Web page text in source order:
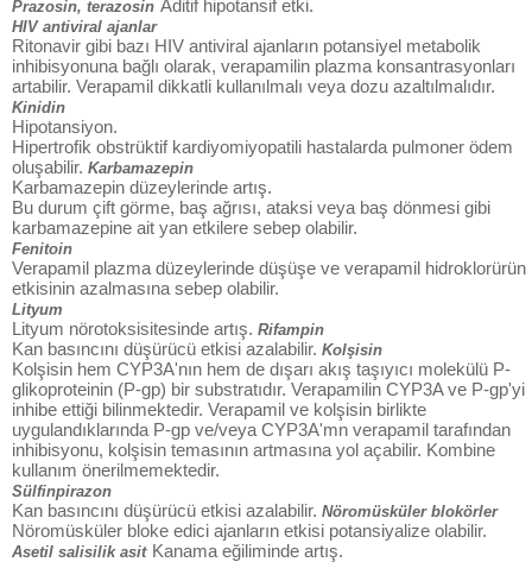
Prazosin, terazosin Aditif hipotansif etki.
HIV antiviral ajanlar
Ritonavir gibi bazı HIV antiviral ajanların potansiyel metabolik
inhibisyonuna bağlı olarak, verapamilin plazma konsantrasyonları
artabilir. Verapamil dikkatli kullanılmalı veya dozu azaltılmalıdır.
Kinidin
Hipotansiyon.
Hipertrofik obstrüktif kardiyomiyopatili hastalarda pulmoner ödem
oluşabilir. Karbamazepin
Karbamazepin düzeylerinde artış.
Bu durum çift görme, baş ağrısı, ataksi veya baş dönmesi gibi
karbamazepine ait yan etkilere sebep olabilir.
Fenitoin
Verapamil plazma düzeylerinde düşüşe ve verapamil hidroklorürün
etkisinin azalmasına sebep olabilir.
Lityum
Lityum nörotoksisitesinde artış. Rifampin
Kan basıncını düşürücü etkisi azalabilir. Kolşisin
Kolşisin hem CYP3A'nın hem de dışarı akış taşıyıcı molekülü P-
glikoproteinin (P-gp) bir substratıdır. Verapamilin CYP3A ve P-gp'yi
inhibe ettiği bilinmektedir. Verapamil ve kolşisin birlikte
uygulandıklarında P-gp ve/veya CYP3A'mn verapamil tarafından
inhibisyonu, kolşisin temasının artmasına yol açabilir. Kombine
kullanım önerilmemektedir.
Sülfinpirazon
Kan basıncını düşürücü etkisi azalabilir. Nöromüsküler blokörler
Nöromüsküler bloke edici ajanların etkisi potansiyalize olabilir.
Asetil salisilik asit Kanama eğiliminde artış.